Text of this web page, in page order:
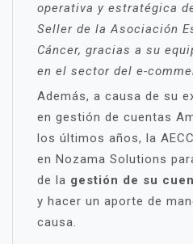
operativa y estratégica
Seller de la Asociación
Cáncer, gracias a su
en el sector del e-
Además, a causa de su
en gestión de cuentas
los últimos años, la
en Nozama Solutions
de la gestión de su
y hacer un aporte de
causa.